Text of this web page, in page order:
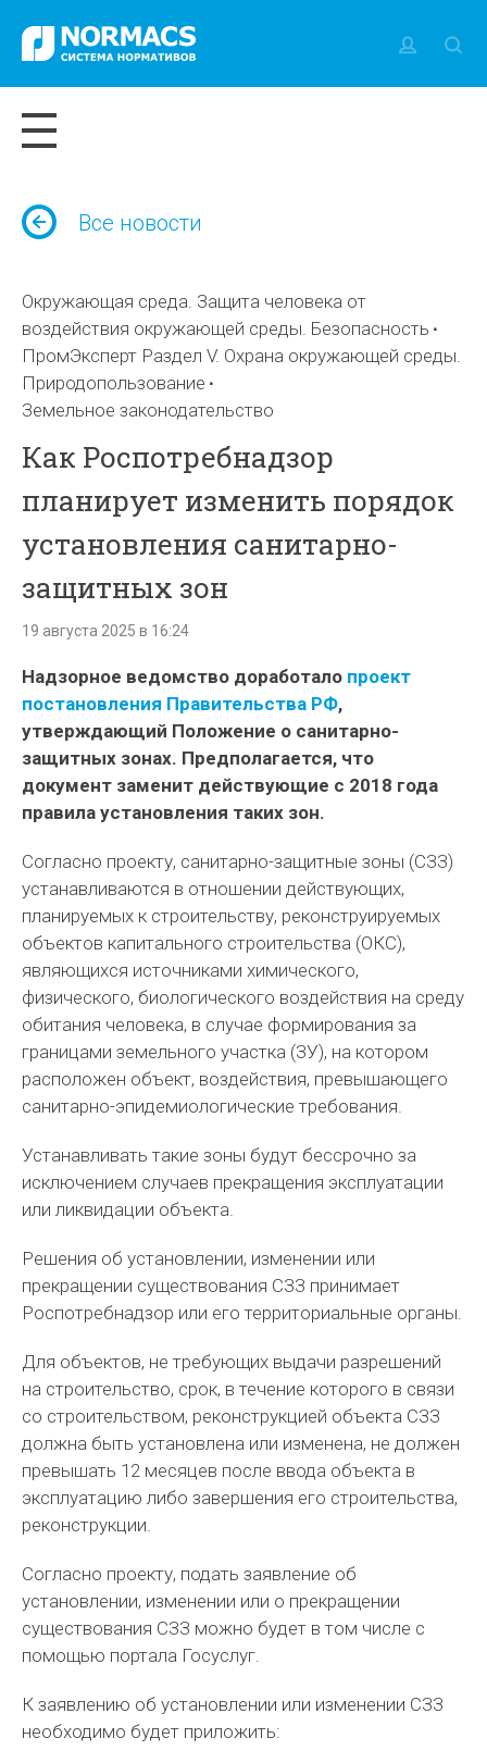
Все новости
Окружающая среда. Защита человека от
воздействия окружающей среды. Безопасность
ПромЭксперт Раздел V. Охрана окружающей среды.
Природопользование
Земельное законодательство
Как Роспотребнадзор
планирует изменить порядок
установления санитарно-
защитных зон
19 августа 2025 в 16:24
Надзорное ведомство доработало проект
постановления Правительства РФ,
утверждающий Положение о санитарно-
защитных зонах. Предполагается, что
документ заменит действующие с 2018 года
правила установления таких зон.
Согласно проекту, санитарно-защитные зоны (СЗЗ)
устанавливаются в отношении действующих,
планируемых к строительству, реконструируемых
объектов капитального строительства (ОКС),
являющихся источниками химического,
физического, биологического воздействия на среду
обитания человека, в случае формирования за
границами земельного участка (ЗУ), на котором
расположен объект, воздействия, превышающего
санитарно-эпидемиологические требования.
Устанавливать такие зоны будут бессрочно за
исключением случаев прекращения эксплуатации
или ликвидации объекта.
Решения об установлении, изменении или
прекращении существования СЗЗ принимает
Роспотребнадзор или его территориальные органы.
Для объектов, не требующих выдачи разрешений
на строительство, срок, в течение которого в связи
со строительством, реконструкцией объекта СЗЗ
должна быть установлена или изменена, не должен
превышать 12 месяцев после ввода объекта в
эксплуатацию либо завершения его строительства,
реконструкции.
Согласно проекту, подать заявление об
установлении, изменении или о прекращении
существования СЗЗ можно будет в том числе с
помощью портала Госуслуг.
К заявлению об установлении или изменении СЗЗ
необходимо будет приложить: